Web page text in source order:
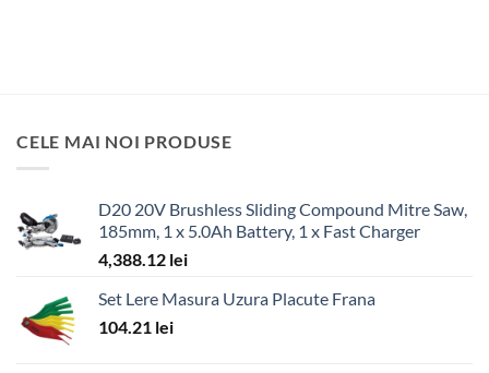
CELE MAI NOI PRODUSE
D20 20V Brushless Sliding Compound Mitre Saw,
185mm, 1 x 5.0Ah Battery, 1 x Fast Charger
4,388.12 lei
Set Lere Masura Uzura Placute Frana
104.21 lei